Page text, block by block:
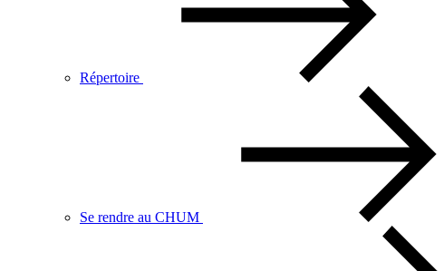
Répertoire
Se rendre au CHUM